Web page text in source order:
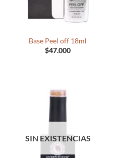
Base Peel off 18ml
$47.000
SIN EXISTENCIAS